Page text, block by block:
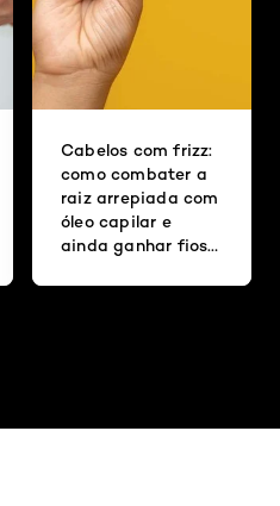
Cabelos com frizz:
como combater a
raiz arrepiada com
óleo capilar e
ainda ganhar fios